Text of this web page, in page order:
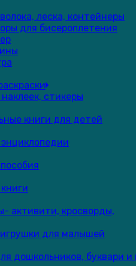
леска, контейнеры
для бисероплетения
стикеры
книги для детей
активити, кросворды,
для малышей
дошкольников, буквари и